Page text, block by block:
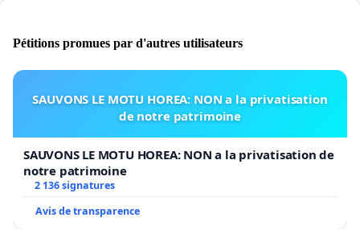
Pétitions promues par d'autres utilisateurs
SAUVONS LE MOTU HOREA: NON a la privatisation
de notre patrimoine
SAUVONS LE MOTU HOREA: NON a la privatisation de
notre patrimoine
2 136 signatures
Avis de transparence